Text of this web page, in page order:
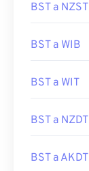
BST a NZST
BST a WIB
BST a WIT
BST a NZDT
BST a AKDT